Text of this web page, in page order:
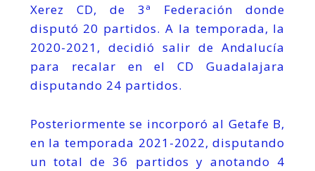
Xerez CD, de 3ª Federación donde
disputó 20 partidos. A la temporada, la
2020-2021, decidió salir de Andalucía
para recalar en el CD Guadalajara
disputando 24 partidos.
Posteriormente se incorporó al Getafe B,
en la temporada 2021-2022, disputando
un total de 36 partidos y anotando 4